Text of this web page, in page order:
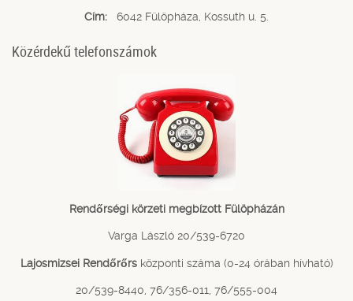
Cím: 6042 Fülöpháza, Kossuth u. 5.
Közérdekű telefonszámok
Rendőrségi körzeti megbízott Fülöpházán
Varga László 20/539-6720
Lajosmizsei Rendőrőrsközponti száma (0-24 órában hívható)
20/539-8440, 76/356-011, 76/555-004